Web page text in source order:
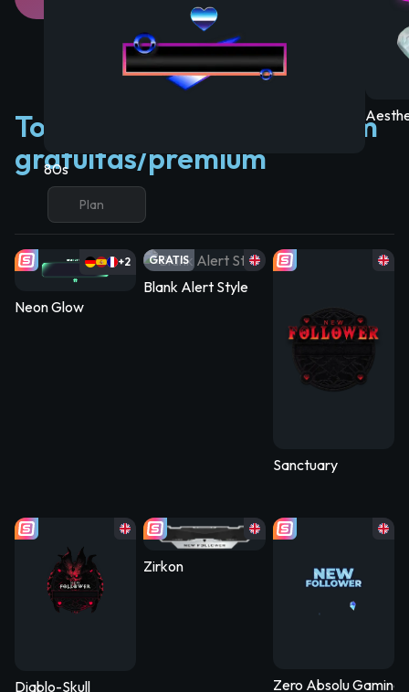
80s
Todas las alertas de stream
gratuitas/premium
Plan
+2
Neon Glow
GRATIS
Blank Alert Style
Sanctuary
Diablo-Skull
Zirkon
Zero Absolu Gaming